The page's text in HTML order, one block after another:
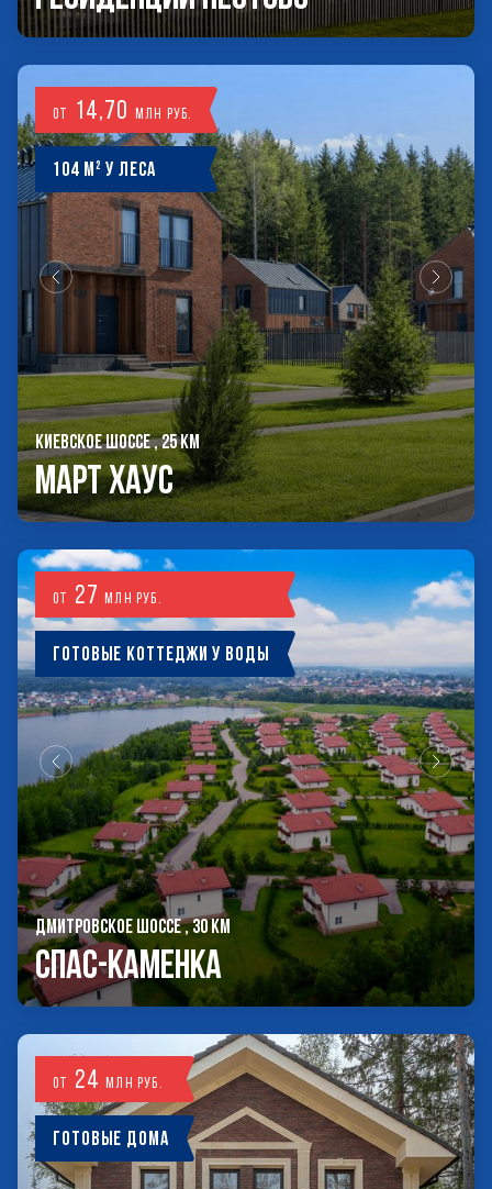
от 14,70 млн руб.
104 м² у леса
КИЕВСКОЕ ШОССЕ , 25 КМ
Март Хаус
от 27млн руб.
Готовые коттеджи у воды
ДМИТРОВСКОЕ ШОССЕ , 30 КМ
Спас-Каменка
от 24млн руб.
Готовые дома